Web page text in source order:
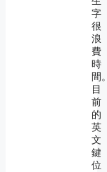
字
很
浪
費
時
間。
目
前
的
英
文
鍵
位